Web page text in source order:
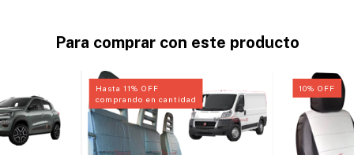
Para comprar con este producto
Hasta 11% OFF
comprando en cantidad
10%OFF